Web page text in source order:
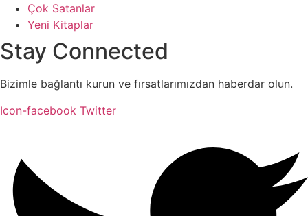
Çok Satanlar
Yeni Kitaplar
Stay Connected
Bizimle bağlantı kurun ve fırsatlarımızdan haberdar olun.
Icon-facebook Twitter